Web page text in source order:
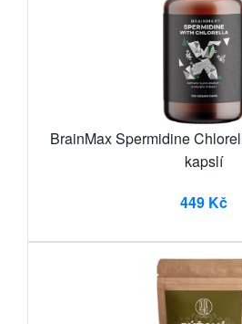
BrainMax Spermidine
kapslí
449 Kč